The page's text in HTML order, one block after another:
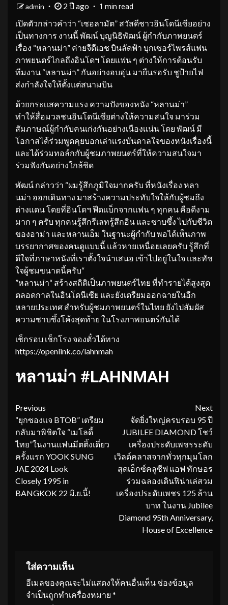
admin 2 ปี ago 1 min read
เปิดตัวกล่าวคำว่า “เซอลามัต” สวัสดีชาวอินโดนีเซียอย่าง
เป็นทางการ งานนี้ พัฒน์​ บุญนิธิพัฒน์ ผู้กำกับภาพยนตร์​
เรื่อง “หลานม่า” ค่ายจีดีเอช บินลัดฟ้า บุกเซอร์ไพรส์แฟน
ภาพยนตร์ไกลถึงอินโดฯ โดยเเฟน ๆ ต่างให้การต้อนรับ
ทีมงาน “หลานม่า” กันอย่างอบอุ่น มายืนรอรับ ชูป้ายไฟ
ส่งกำลังใจให้ตั้งแต่สนามบิน
ด้วยกระเเสความเเรง ความปังของหนัง “หลานม่า”
ทำให้สื่อมวลชนอินโดนีเซียต่างให้ความสนใจ มาร่วม
สัมภาษณ์ผู้กำกับคนเก่งกันอย่างเนืองเเน่น โดย พัฒน์ มี
โอกาสได้ร่วมพูดคุยบอกเล่าเเรงบันดาลใจของหนังเรื่องนี้
และได้ร่วมทอล์กกับผู้ชมภาพยนตร์ที่ให้ความสนใจมา
ร่วมฟังกันอย่างใกล้ชิด
พัฒน์ กล่าวว่า “ผมรู้สึกภูมิใจมากครับ ที่หนังเรื่อง หลา
นม่า ออกเดินทาง มาสร้างความประทับใจให้กับผู้ชมถึง
ต่างเเดน โดยที่อินโดฯ ฟีดเเบ็กจากเเฟน ๆ ทุกคน คือดีงาม
มาก ๆ ครับ ทุกคนรู้สึกรีเลทรู้สึกอิน และซาบซึ้ง ไปกับชีวิต
ของอาม่า เเละหลานเอ็ม ในฐานะผู้กำกับ พอได้เห็นภาพ
บรรยากาศของคนดูเเบบนี้ เเล้วหายเหนื่อยเลยครับ รู้สึกที่
ดีใจที่ภาษาหนังที่เราตั้งใจนำเสนอ เข้าไปอยู่ในใจ เเละทัช
ใจผู้ชมขนาดนี้ครับ“
”หลานม่า“ สร้างสถิติเป็นภาพยนตร์ไทย ที่ทำรายได้สูงสุด
ตลอดกาลในอินโดนีเซีย และยังเตรียมออกฉายในอีก
หลายประเทศ สำหรับผู้ชมภาพยนตร์ในไทย ยังไปสัมผัส
ความซาบซึ้งโค้งสุดท้าย ในโรงภาพยนตร์กันได้
เช็กรอบ เช็กโรง จองตั๋วได้ทาง
https://openlink.co/lahnmah
หลานม่า #LAHNMAH
Continue
Reading
Previous
“ยุกซองแจ BTOB” เตรียม
กลับมาพิชิตใจ “เมโลดี้
ไทย”ในงานแฟนมีตติ้งเดี่ยว
ครั้งแรก YOOK SUNG
JAE 2024 Look
Closely 1995 in
BANGKOK 22 มิ.ย.นี้!
Next
จัดยิ่งใหญ่ครบรอบ 95 ปี
JUBILEE DIAMOND โชว์
เครื่องประดับเพชรระดับ
เวิลด์คลาสจากทั่วทุกมุมโลก
สุดเอ็กซ์คลูซีฟ แอฟ ทักษอร
ร่วมฉลองเดินฟิน่าเล่สวม
เครื่องประดับเพชร 125 ล้าน
บาท ในงาน Jubilee
Diamond 95th Anniversary,
House of Excellence
ใส่ความเห็น
อีเมลของคุณจะไม่แสดงให้คนอื่นเห็น ช่องข้อมูล
จำเป็นถูกทำเครื่องหมาย *